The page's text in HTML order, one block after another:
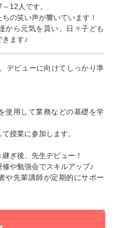
12人です。
の笑い声が響いています！
から元気を貰い、日々子ども
ます♪
デビューに向けてしっかり準
使用して業務などの基礎を学
授業に参加します。
ぎ後、先生デビュー！
や勉強会でスキルアップ♪
や先輩講師が定期的にサポー